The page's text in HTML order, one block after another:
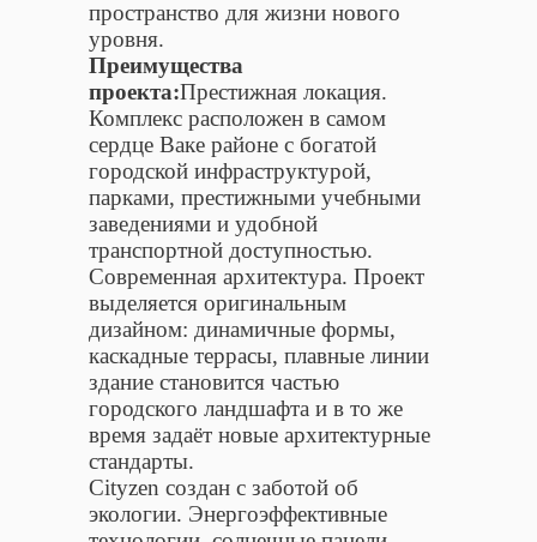
пространство для жизни нового
уровня.
Преимущества
проекта:Престижная локация.
Комплекс расположен в самом
сердце Ваке районе с богатой
городской инфраструктурой,
парками, престижными учебными
заведениями и удобной
транспортной доступностью.
Современная архитектура. Проект
выделяется оригинальным
дизайном: динамичные формы,
каскадные террасы, плавные линии
здание становится частью
городского ландшафта и в то же
время задаёт новые архитектурные
стандарты.
Cityzen создан с заботой об
экологии. Энергоэффективные